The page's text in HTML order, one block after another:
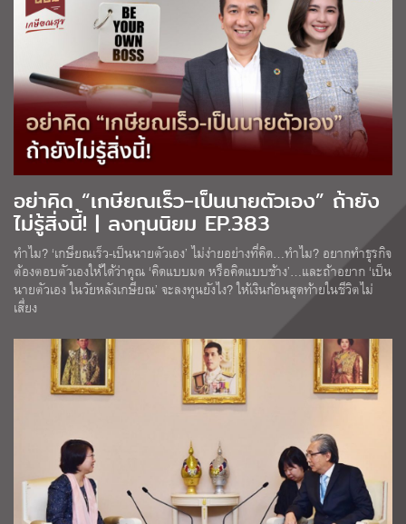
อย่าคิด “เกษียณเร็ว-เป็นนายตัวเอง” ถ้ายัง
ไม่รู้สิ่งนี้! | ลงทุนนิยม EP.383
ทำไม? ‘เกษียณเร็ว-เป็นนายตัวเอง’ ไม่ง่ายอย่างที่คิด…ทำไม? อยากทำธุรกิจ
ต้องตอบตัวเองให้ได้ว่าคุณ ‘คิดแบบมด หรือคิดแบบช้าง’…และถ้าอยาก ‘เป็น
นายตัวเอง ในวัยหลังเกษียณ’ จะลงทุนยังไง? ให้เงินก้อนสุดท้ายในชีวิตไม่
เสี่ยง